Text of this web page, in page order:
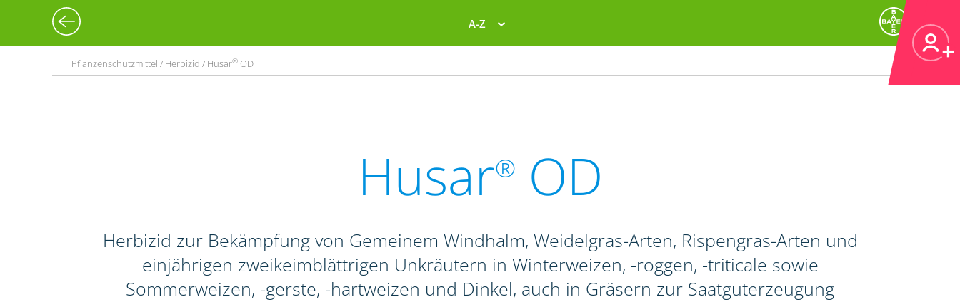
A-Z
Pflanzenschutzmittel / Herbizid / Husar® OD
Husar® OD
Herbizid zur Bekämpfung von Gemeinem Windhalm, Weidelgras-Arten, Rispengras-Arten und
einjährigen zweikeimblättrigen Unkräutern in Winterweizen, -roggen, -triticale sowie
Sommerweizen, -gerste, -hartweizen und Dinkel, auch in Gräsern zur Saatguterzeugung